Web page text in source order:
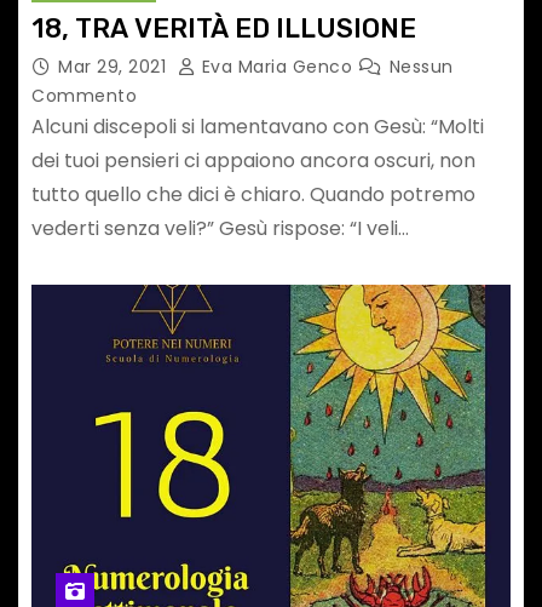
18, TRA VERITÀ ED ILLUSIONE
Mar 29, 2021 Eva Maria Genco
Nessun
Commento
Alcuni discepoli si lamentavano con Gesù: “Molti
dei tuoi pensieri ci appaiono ancora oscuri, non
tutto quello che dici è chiaro. Quando potremo
vederti senza veli?” Gesù rispose: “I veli…